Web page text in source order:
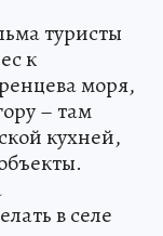
туристы
к
моря,
– там
кухней,
в селе